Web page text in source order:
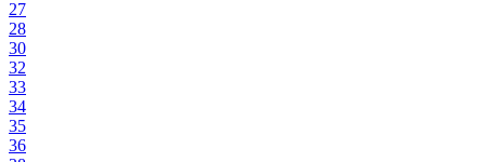
27
28
30
32
33
34
35
36